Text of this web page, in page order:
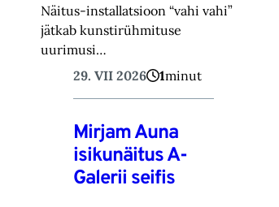
Näitus-installatsioon “vahi vahi”
jätkab kunstirühmituse
uurimusi…
29. VII 2026
1minut
Mirjam Auna
isikunäitus A-
Galerii seifis